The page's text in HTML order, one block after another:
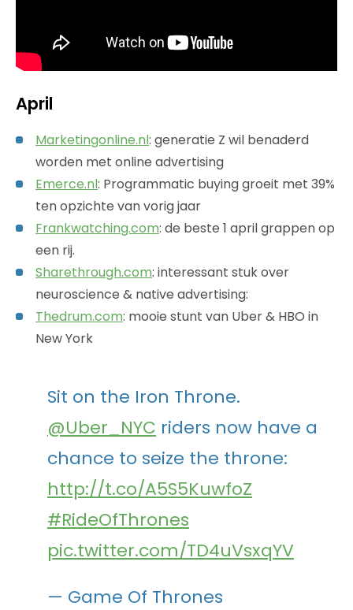
April
Marketingonline.nl: generatie Z wil benaderd
worden met online advertising
Emerce.nl: Programmatic buying groeit met 39%
ten opzichte van vorig jaar
Frankwatching.com: de beste 1 april grappen op
een rij.
Sharethrough.com: interessant stuk over
neuroscience & native advertising:
Thedrum.com: mooie stunt van Uber & HBO in
New York
Sit on the Iron Throne.
@Uber_NYC riders now have a
chance to seize the throne:
http://t.co/A5S5KuwfoZ
#RideOfThrones
pic.twitter.com/TD4uVsxqYV
— Game Of Thrones